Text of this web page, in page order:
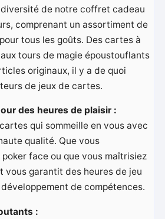
de notre coffret cadeau
comprenant un assortiment de
tous les goûts. Des cartes à
tours de magie époustouflants
originaux, il y a de quoi
de jeux de cartes.
des heures de plaisir :
qui sommeille en vous avec
qualité. Que vous
face ou que vous maîtrisiez
vous garantit des heures de jeu
de compétences.
: